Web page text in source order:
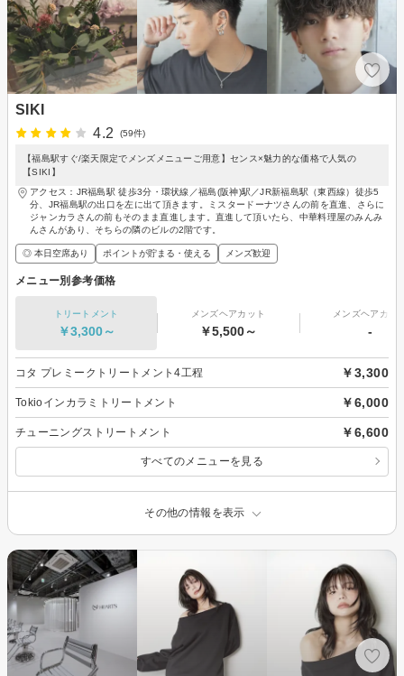
SIKI
4.2
(59件)
【福島駅すぐ/楽天限定でメンズメニューご用意】センス×魅力的な価格で人気の
【SIKI】
アクセス：JR福島駅 徒歩3分・環状線／福島(阪神)駅／JR新福島駅（東西線）徒歩5
分、JR福島駅の出口を左に出て頂きます。ミスタードーナツさんの前を直進、さらに
ジャンカラさんの前もそのまま直進します。直進して頂いたら、中華料理屋のみんみ
んさんがあり、そちらの隣のビルの2階です。
◎ 本日空席あり ポイントが貯まる・使える メンズ歓迎
メニュー別参考価格
トリートメント
￥3,300～
メンズヘアカット
￥5,500～
メンズヘアカラ
-
コタ プレミークトリートメント4工程 ￥3,300
Tokioインカラミトリートメント ￥6,000
チューニングストリートメント ￥6,600
すべてのメニューを見る
その他の情報を表示